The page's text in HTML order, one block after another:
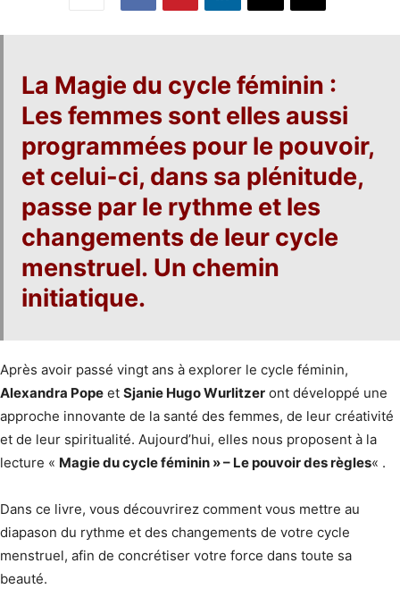
La Magie du cycle féminin :
Les femmes sont elles aussi
programmées pour le pouvoir,
et celui-ci, dans sa plénitude,
passe par le rythme et les
changements de leur cycle
menstruel. Un chemin
initiatique.
Après avoir passé vingt ans à explorer le cycle féminin,
Alexandra Pope et Sjanie Hugo Wurlitzer ont développé une
approche innovante de la santé des femmes, de leur créativité
et de leur spiritualité. Aujourd’hui, elles nous proposent à la
lecture « Magie du cycle féminin » – Le pouvoir des règles« .
Dans ce livre, vous découvrirez comment vous mettre au
diapason du rythme et des changements de votre cycle
menstruel, afin de concrétiser votre force dans toute sa
beauté.